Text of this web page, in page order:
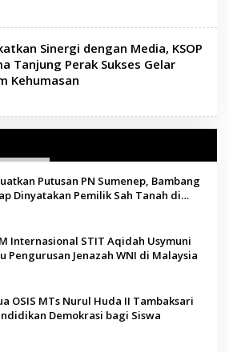
Sinergi dengan Media, KSOP
Tanjung Perak Sukses Gelar
Kehumasan
Putusan PN Sumenep, Bambang
Dinyatakan Pemilik Sah Tanah di
Internasional STIT Aqidah Usymuni
Pengurusan Jenazah WNI di Malaysia
OSIS MTs Nurul Huda II Tambaksari
Demokrasi bagi Siswa